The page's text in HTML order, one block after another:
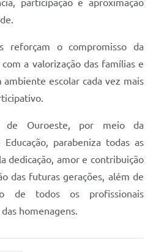
reforçam o compromisso da
a valorização das famílias e
escolar cada vez mais
de Ouroeste, por meio da
parabeniza todas as
dedicação, amor e contribuição
das futuras gerações, além de
de todos os profissionais
homenagens.